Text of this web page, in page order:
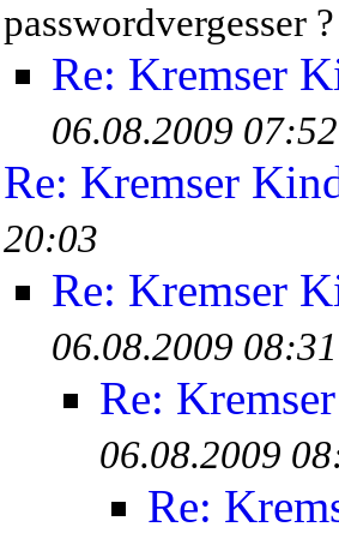
passwordvergesser
Re: Kremser
06.08.2009 07:52
Re: Kremser
20:03
Re: Kremser
06.08.2009 08:31
Re:
06.08.2009
Re: